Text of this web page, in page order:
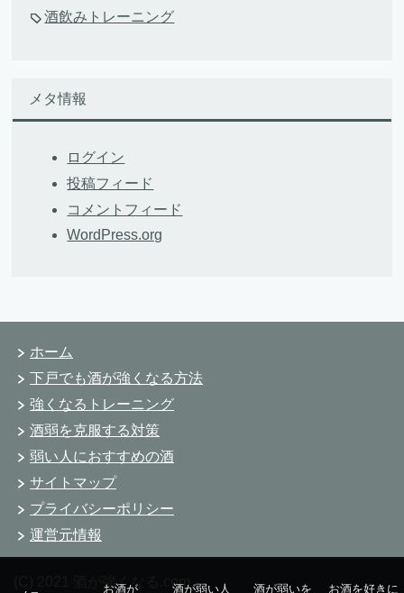
酒飲みトレーニング
メタ情報
ログイン
投稿フィード
コメントフィード
WordPress.org
ホーム
下戸でも酒が強くなる方法
強くなるトレーニング
酒弱を克服する対策
弱い人におすすめの酒
サイトマップ
プライバシーポリシー
運営元情報
(C) 2021 酒が強くなる.com
お酒が 酒が弱い人 酒が弱いを お酒を好きに